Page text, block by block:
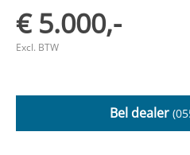
€ 5.000,-
Excl. BTW
Bel dealer